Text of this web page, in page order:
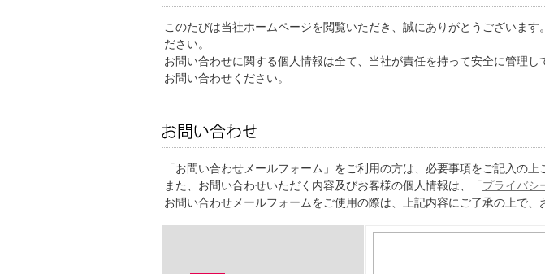
このたびは当社ホームページを閲覧いただき、誠にありがとうございま
ださい。
お問い合わせに関する個人情報は全て、当社が責任を持って安全に管理
お問い合わせください。
「お問い合わせメールフォーム」をご利用の方は、必要事項をご記入の上
また、お問い合わせいただく内容及びお客様の個人情報は、「プライバシ
お問い合わせメールフォームをご使用の際は、上記内容にご了承の上で、